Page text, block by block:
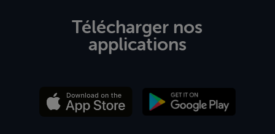
Télécharger nos
applications